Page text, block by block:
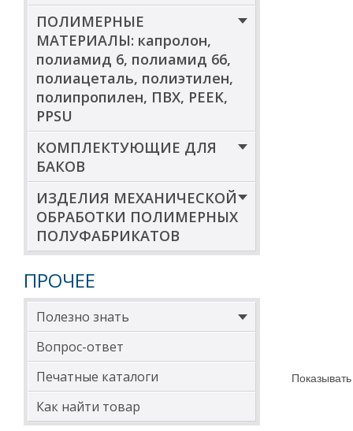
ПОЛИМЕРНЫЕ
МАТЕРИАЛЫ: капролон,
полиамид 6, полиамид 66,
полиацеталь, полиэтилен,
полипропилен, ПВХ, PEEK,
PPSU
КОМПЛЕКТУЮЩИЕ ДЛЯ
БАКОВ
ИЗДЕЛИЯ МЕХАНИЧЕСКОЙ
ОБРАБОТКИ ПОЛИМЕРНЫХ
ПОЛУФАБРИКАТОВ
ПРОЧЕЕ
Полезно знать
Вопрос-ответ
Печатные каталоги
Как найти товар